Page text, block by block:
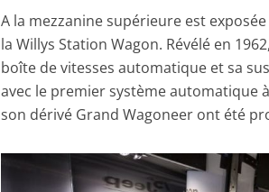
A la mezzanine supérieure est
la Willys Station Wagon. Révélé en
boîte de vitesses automatique et sa
avec le premier système automatique
son dérivé Grand Wagoneer ont été